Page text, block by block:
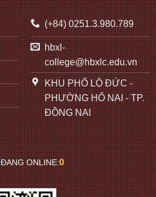
(+84) 0251.3.980.789
hbxl-
college@hbxlc.edu.vn
KHU PHỐ LỘ ĐỨC -
PHƯỜNG HỐ NAI - TP.
ĐỒNG NAI
ĐANG ONLINE:0